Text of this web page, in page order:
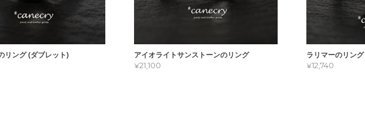
リング (ダブレット) アイオライトサンストーンのリング
¥21,100
ラリマーのリング
¥12,740